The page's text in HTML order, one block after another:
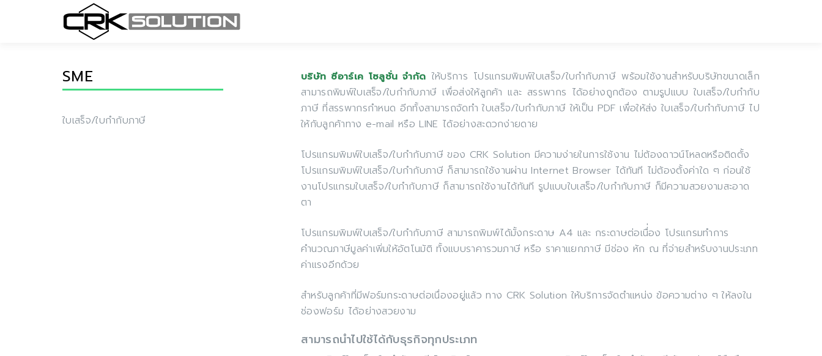
SME
ใบเสร็จ/ใบกำกับภาษี
บริษัท ซีอาร์เค โซลูชั่น จำกัด ให้บริการ โปรแกรมพิมพ์ใบเสร็จ/ใบกำกับภาษี พร้อมใช้งานสำหรับบริษัทขนาดเล็ก
สามารถพิมพ์ใบเสร็จ/ใบกำกับภาษี เพื่อส่งให้ลูกค้า และ สรรพากร ได้อย่างถูกต้อง ตามรูปแบบ ใบเสร็จ/ใบกำกับ
ภาษี ที่สรรพากรกำหนด อีกทั้งสามารถจัดทำ ใบเสร็จ/ใบกำกับภาษี ให้เป็น PDF เพื่อให้ส่ง ใบเสร็จ/ใบกำกับภาษี ไป
ให้กับลูกค้าทาง e-mail หรือ LINE ได้อย่างสะดวกง่ายดาย
โปรแกรมพิมพ์ใบเสร็จ/ใบกำกับภาษี ของ CRK Solution มีความง่ายในการใช้งาน ไม่ต้องดาวน์โหลดหรือติดตั้ง
โปรแกรมพิมพ์ใบเสร็จ/ใบกำกับภาษี ก็สามารถใช้งานผ่าน Internet Browser ได้ทันที ไม่ต้องตั้งค่าใด ๆ ก่อนใช้
งานโปรแกรมใบเสร็จ/ใบกำกับภาษี ก็สามารถใช้งานได้ทันที รูปแบบใบเสร็จ/ใบกำกับภาษี ก็มีความสวยงามสะอาด
ตา
โปรแกรมพิมพ์ใบเสร็จ/ใบกำกับภาษี สามารถพิมพ์ได้มั้งกระดาษ A4 และ กระดาษต่อเนื่่อง โปรแกรมทำการ
คำนวณภาษีมูลค่าเพิ่มให้อัตโนมัติ ทั้งแบบราคารวมภาษี หรือ ราคาแยกภาษี มีช่อง หัก ณ ที่จ่ายสำหรับงานประเภท
ค่าแรงอีกด้วย
สำหรับลูกค้าที่มีฟอร์มกระดาษต่อเนื่องอยู่แล้ว ทาง CRK Solution ให้บริการจัดตำแหน่ง ข้อความต่าง ๆ ให้ลงใน
ช่องฟอร์ม ได้อย่างสวยงาม
สามารถนำไปใช้ได้กับธุรกิจทุกประเภท